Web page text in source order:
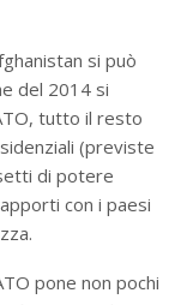
si può
del 2014 si
tutto il resto
(previste
di potere
con i paesi
pone non pochi